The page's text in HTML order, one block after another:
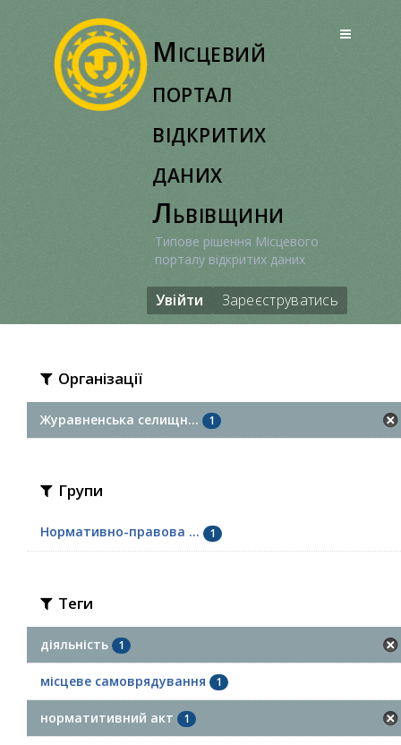
Місцевий
портал
відкритих
даних
Львівщини
Типове рішення Місцевого
порталу відкритих даних
Увійти Зареєструватись
Організації
Журавненська селищн... 1
Групи
Нормативно-правова ... 1
Теги
діяльність 1
місцеве самоврядування 1
норматитивний акт 1